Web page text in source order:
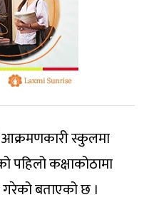
स्कुलमा
कक्षाकोठामा
बताएको छ ।